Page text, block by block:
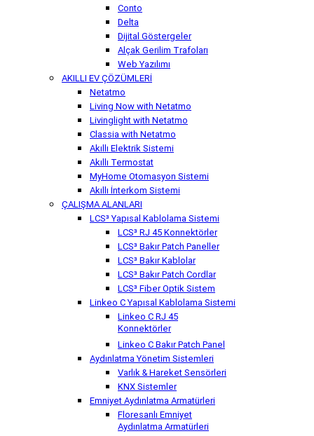
Conto
Delta
Dijital Göstergeler
Alçak Gerilim Trafoları
Web Yazılımı
AKILLI EV ÇÖZÜMLERİ
Netatmo
Living Now with Netatmo
Livinglight with Netatmo
Classia with Netatmo
Akıllı Elektrik Sistemi
Akıllı Termostat
MyHome Otomasyon Sistemi
Akıllı İnterkom Sistemi
ÇALIŞMA ALANLARI
LCS³ Yapısal Kablolama Sistemi
LCS³ RJ 45 Konnektörler
LCS³ Bakır Patch Paneller
LCS³ Bakır Kablolar
LCS³ Bakır Patch Cordlar
LCS³ Fiber Optik Sistem
Linkeo C Yapısal Kablolama Sistemi
Linkeo C RJ 45
Konnektörler
Linkeo C Bakır Patch Panel
Aydınlatma Yönetim Sistemleri
Varlık & Hareket Sensörleri
KNX Sistemler
Emniyet Aydınlatma Armatürleri
Floresanlı Emniyet
Aydınlatma Armatürleri